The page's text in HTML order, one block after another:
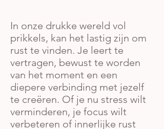
In onze drukke wereld vol
prikkels, kan het lastig zijn om
rust te vinden. Je leert te
vertragen, bewust te worden
van het moment en een
diepere verbinding met jezelf
te creëren. Of je nu stress wilt
verminderen, je focus wilt
verbeteren of innerlijke rust